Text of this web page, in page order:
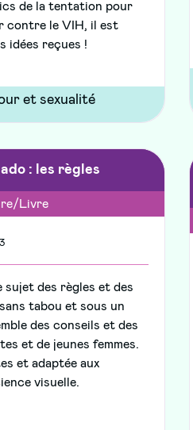
de la tentation pour
contre le VIH, il est
idées reçues !
: les règles
Livre
des règles et des
tabou et sous un
des conseils et des
et de jeunes femmes.
et adaptée aux
visuelle.